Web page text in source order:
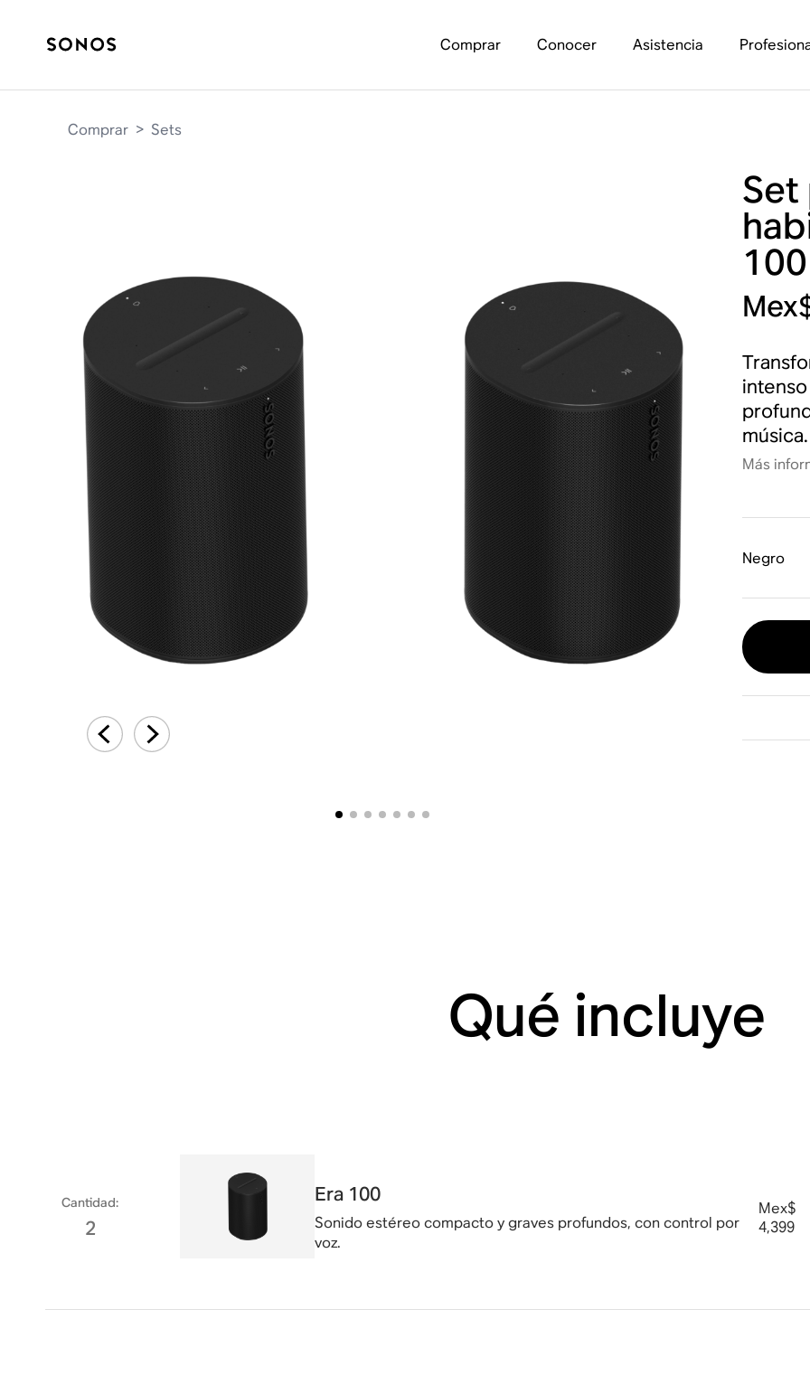
Comprar Conocer Asistencia
Comprar > Sets
Set
100
música.
Más
Negro
Qué incluye
Cantidad:
2
Era 100
Sonido estéreo compacto y graves profundos, con control por
voz.
Mex$
4,399